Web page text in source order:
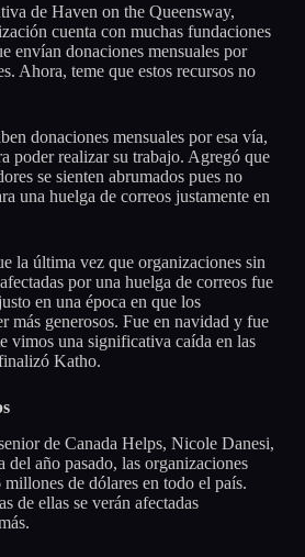
de Haven on the Queensway,
cuenta con muchas fundaciones
envían donaciones mensuales por
Ahora, teme que estos recursos no
donaciones mensuales por esa vía,
poder realizar su trabajo. Agregó que
se sienten abrumados pues no
una huelga de correos justamente en
la última vez que organizaciones sin
por una huelga de correos fue
en una época en que los
más generosos. Fue en navidad y fue
vimos una significativa caída en las
Katho.
de Canada Helps, Nicole Danesi,
del año pasado, las organizaciones
de dólares en todo el país.
de ellas se verán afectadas